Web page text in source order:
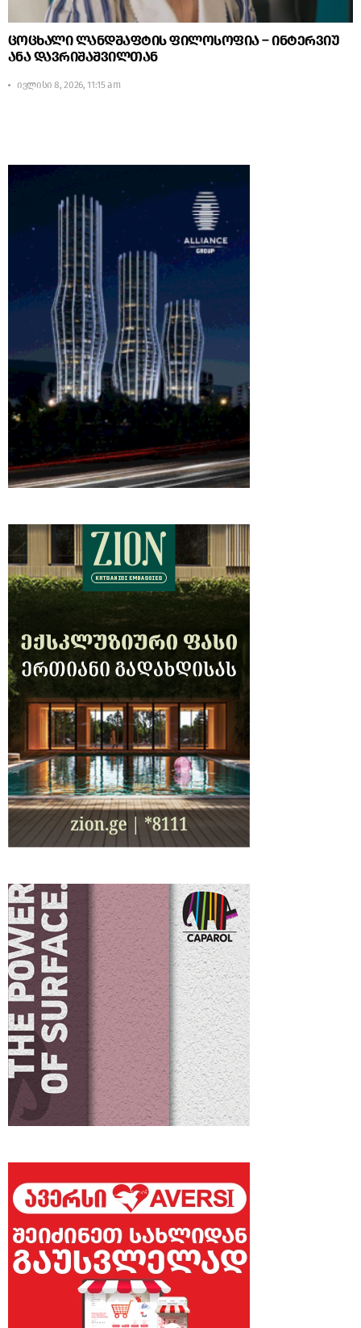
ცოცხალი ლანდშაფტის ფილოსოფია – ინტერვიუ
ანა დავრიშაშვილთან
ივლისი 8, 2026, 11:15 am